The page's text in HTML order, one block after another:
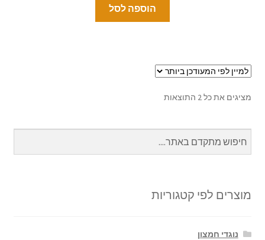
הוספה לסל
מציגים את כל ⁦2⁩ התוצאות
מוצרים לפי קטגוריות
נוגדי חמצון